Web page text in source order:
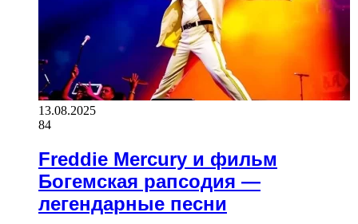
13.08.2025
84
Freddie Mercury и фильм
Богемская рапсодия —
легендарные песни